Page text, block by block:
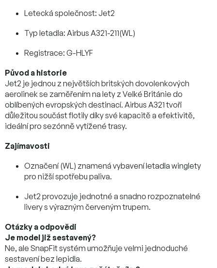
Letecká společnost: Jet2
Typ letadla: Airbus A321-211(WL)
Registrace: G-HLYF
Původ a historie
Jet2 je jednou z největších britských dovolenkových
aerolinek se zaměřením na lety z Velké Británie do
oblíbených evropských destinací. Airbus A321 tvoří
důležitou součást flotily díky své kapacitě a efektivitě,
ideální pro sezónně vytížené trasy.
Zajímavosti
Označení (WL) znamená vybavení letadla winglety
pro nižší spotřebu paliva.
Jet2 provozuje jednotné a snadno rozpoznatelné
livery s výrazným červeným trupem.
Otázky a odpovědi
Je model již sestavený?
Ne, ale SnapFit systém umožňuje velmi jednoduché
sestavení bez lepidla.